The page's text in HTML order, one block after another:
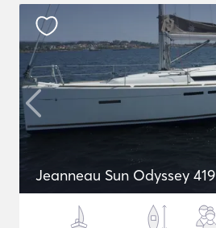
Jeanneau Sun Odyssey 419